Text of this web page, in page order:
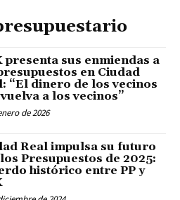
presenta sus enmiendas a
en Ciudad
“El dinero de los vecinos
a los vecinos”
de 2026
Real impulsa su futuro
Presupuestos de 2025:
histórico entre PP y